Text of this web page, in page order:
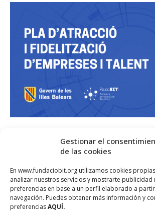
Gestionar el
de las cookies
En www.fundaciobit.org utilizamos cookies
analizar nuestros servicios y mostrarte publicidad
preferencias en base a un perfil elaborado a
navegación. Puedes obtener más información y
preferenciasAQUÍ.